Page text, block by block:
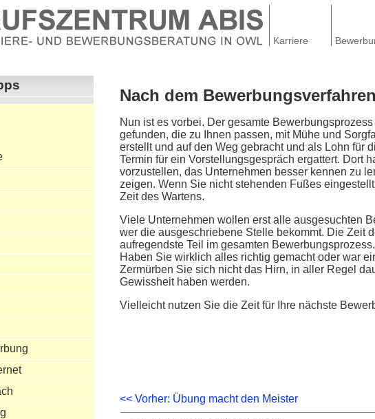
Karriere
Nach dem Bewerbungsverfahren
Nun ist es vorbei. Der gesamte
gefunden, die zu Ihnen passen, mit Mühe und
erstellt und auf den Weg gebracht und als Lohn für
Termin für ein Vorstellungsgespräch ergattert. Dort
vorzustellen, das Unternehmen besser kennen zu
zeigen. Wenn Sie nicht stehenden Fußes
Zeit des Wartens.
Viele Unternehmen wollen erst alle ausgesuchten
wer die ausgeschriebene Stelle bekommt. Die Zeit
aufregendste Teil im gesamten Bewerbungsprozess.
Haben Sie wirklich alles richtig gemacht oder war
Zermürben Sie sich nicht das Hirn, in aller Regel
Gewissheit haben werden.
Vielleicht nutzen Sie die Zeit für Ihre nächste
<< Vorher: Übung macht den Meister